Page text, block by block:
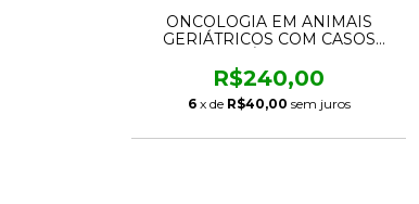
ONCOLOGIA EM ANIMAIS
GERIÁTRICOS COM CASOS
R$240,00
6 x de R$40,00 sem juros